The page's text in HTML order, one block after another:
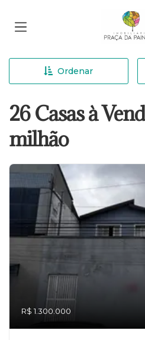
Página
Ordenar
26 Casas à
milhão
R$ 1.300.000